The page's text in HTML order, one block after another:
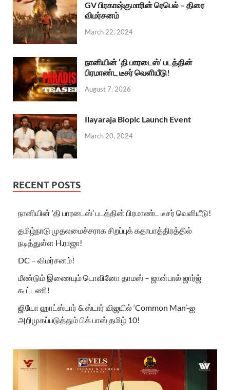
GV பிரகாஷ்குமாரின் ரெபெல் – திரை
விமர்சனம்
March 22, 2024
நானியின் ‘தி பாரடைஸ்’ படத்தின்
பிரமாண்ட டீசர் வெளியீடு!
August 7, 2026
Ilayaraja Biopic Launch Event
March 20, 2024
RECENT POSTS
நானியின் ‘தி பாரடைஸ்’ படத்தின் பிரமாண்ட டீசர் வெளியீடு!
தமிழ்நாடு முதலமைச்சராக சிறப்புக் கதாபாத்திரத்தில்
நடித்துள்ள H.ராஜா!
DC – விமர்சனம்!
மீண்டும் இணையும் டொவினோ தாமஸ் – ஜான்பால் ஜார்ஜ்
கூட்டணி!
ஜியோ ஹாட்ஸ்டார் & ஸ்டார் விஜயில் ‘Common Man’-ஐ
அறிமுகப்படுத்தும் பிக் பாஸ் தமிழ் 10!